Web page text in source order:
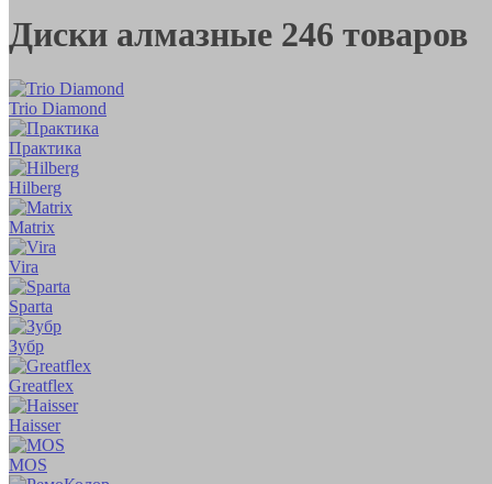
Диски алмазные 246 товаров
Trio Diamond
Практика
Hilberg
Matrix
Vira
Sparta
Зубр
Greatflex
Haisser
MOS